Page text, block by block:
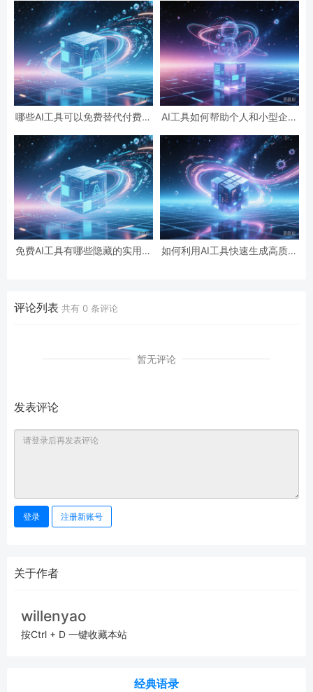
哪些AI工具可以免费替代付费软
AI工具如何帮助个人和小型企业
免费AI工具有哪些隐藏的实用功
如何利用AI工具快速生成高质量
评论列表 共有 0 条评论
暂无评论
发表评论
登录 注册新账号
关于作者
willenyao
按Ctrl + D 一键收藏本站
经典语录